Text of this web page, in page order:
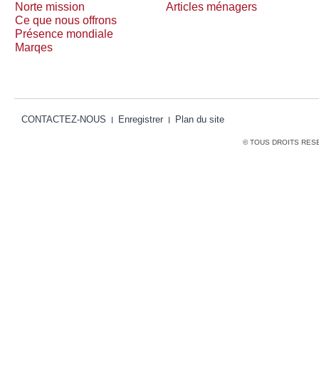
Norte mission
Articles ménagers
Ce que nous offrons
Présence mondiale
Marqes
CONTACTEZ-NOUS Enregistrer Plan du site
© TOUS DROITS